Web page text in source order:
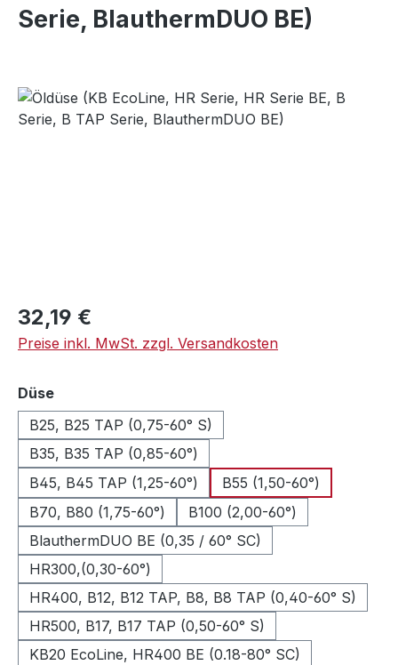
Serie, BlauthermDUO BE)
Bildergalerie überspringen
Regulärer Preis:
32,19 €
Preise inkl. MwSt. zzgl. Versandkosten
Düseauswählen
B25, B25 TAP (0,75-60° S)
B35, B35 TAP (0,85-60°)
B45, B45 TAP (1,25-60°)
B55 (1,50-60°)
B70, B80 (1,75-60°)
B100 (2,00-60°)
BlauthermDUO BE (0,35 / 60° SC)
HR300,(0,30-60°)
HR400, B12, B12 TAP, B8, B8 TAP (0,40-60° S)
HR500, B17, B17 TAP (0,50-60° S)
KB20 EcoLine, HR400 BE (0.18-80° SC)